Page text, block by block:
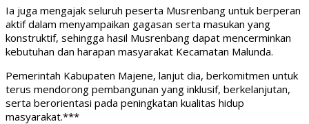
Ia juga mengajak seluruh peserta Musrenbang untuk berperan
aktif dalam menyampaikan gagasan serta masukan yang
konstruktif, sehingga hasil Musrenbang dapat mencerminkan
kebutuhan dan harapan masyarakat Kecamatan Malunda.
Pemerintah Kabupaten Majene, lanjut dia, berkomitmen untuk
terus mendorong pembangunan yang inklusif, berkelanjutan,
serta berorientasi pada peningkatan kualitas hidup
masyarakat.***